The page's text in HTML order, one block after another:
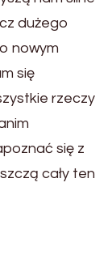
dużego
nowym
się
rzeczy
się z
cały ten